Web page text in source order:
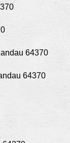
64370
64370